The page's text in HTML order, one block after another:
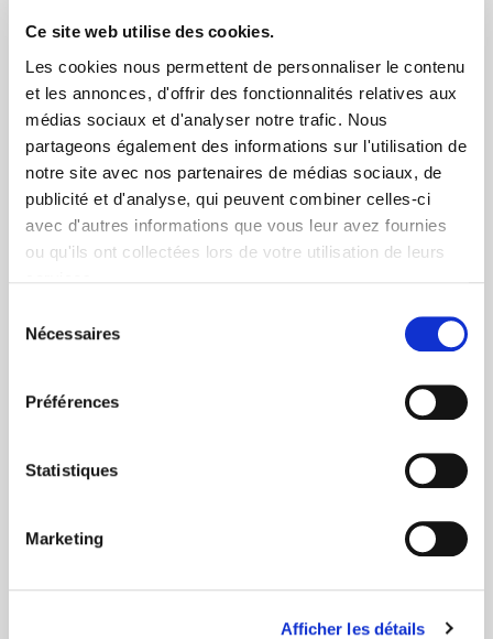
Ce site web utilise des cookies.
Les cookies nous permettent de personnaliser le contenu
et les annonces, d'offrir des fonctionnalités relatives aux
médias sociaux et d'analyser notre trafic. Nous
partageons également des informations sur l'utilisation de
notre site avec nos partenaires de médias sociaux, de
publicité et d'analyse, qui peuvent combiner celles-ci
avec d'autres informations que vous leur avez fournies
ou qu'ils ont collectées lors de votre utilisation de leurs
Nécessaires
Préférences
Statistiques
Marketing
Afficher les détails
gestionnaire reprenant 2 documents importants que
Unelettre “modification de la situation
professionnelle”
contenant des informations
sur ce qu’il peut faire au niveau de ses réserves
constituées ainsi que sur la garantie décès
modifiée.
Un benefit statementadapté reprenant
D’une part, les garanties qui restent
de pension – dès son changement de
catégorie – avec paiement de primes.
Cette lettre contient également un formulaire de
réponse que votre travailleur doit nous renvoyer dans
son engagement initial, équivalente à ses réserves
acquises dans cet engagement.